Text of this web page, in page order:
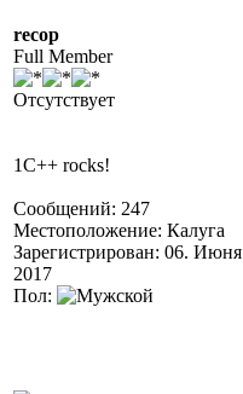
recop
Full Member
Отсутствует
1C++ rocks!
Сообщений: 247
Местоположение: Калуга
Зарегистрирован: 06. Июня
2017
Пол: